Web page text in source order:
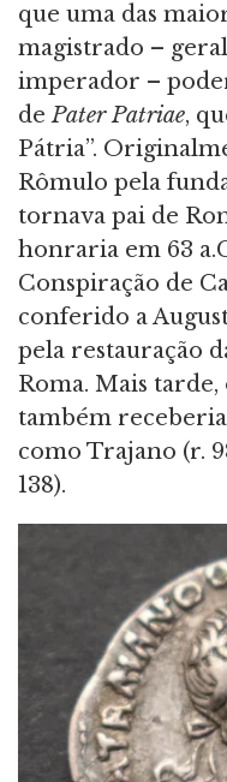
que uma das
magistrado –
imperador –
dePater Patriae,
Pátria”.
Rômulo pela
tornava pai de
honraria em 63
Conspiração de
conferido a
pela restauração
Roma. Mais
também
como Trajano (r.
138).